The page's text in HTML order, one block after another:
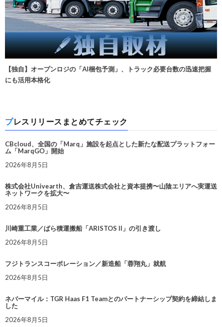
【独自】オープンロジの「AI梱包予測」、トラック必要台数の迅速把握
にも活用本格化
プレスリリースまとめてチェック
CBcloud、全国の「Marq」施設を起点とした新たな配送プラットフォー
ム「MarqGO」開始
2026年8月5日
株式会社Univearth、倉吉運送株式会社と資本提携〜山陰エリアへ実運送
ネットワークを拡大〜
2026年8月5日
川崎重工業／ばら積運搬船「ARISTOS II」の引き渡し
2026年8月5日
フジトランスコーポレーション／新造船「蓉翔丸」就航
2026年8月5日
ネバーマイル：TGR Haas F1 Teamとのパートナーシップ契約を締結しま
した
2026年8月5日